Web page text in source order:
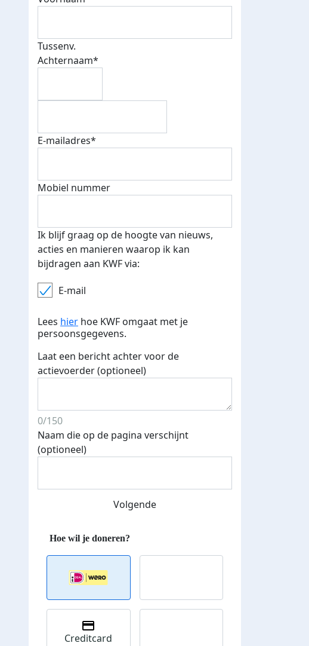
E-mails verstuurd
Streefbedrag verhoogd
Bij 500 euro aan donaties ontvang
je je speciale KWF t-shirt!
Tussenv.
Achternaam*
E-mailadres*
Mobiel nummer
Ik blijf graag op de hoogte van nieuws,
acties en manieren waarop ik kan
bijdragen aan KWF via:
E-mail
Lees hier hoe KWF omgaat met je
persoonsgegevens.
Laat een bericht achter voor de
actievoerder (optioneel)
0/150
Naam die op de pagina verschijnt
(optioneel)
Volgende
Creditcard